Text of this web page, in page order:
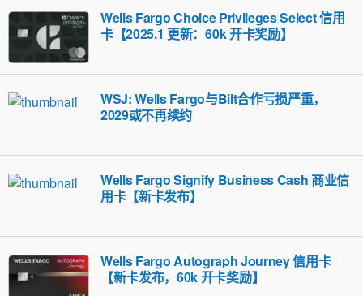
Wells Fargo Choice Privileges Select 信用
卡【2025.1 更新：60k 开卡奖励】
WSJ: Wells Fargo与Bilt合作亏损严重，
2029或不再续约
Wells Fargo Signify Business Cash 商业信
用卡【新卡发布】
Wells Fargo Autograph Journey 信用卡
【新卡发布，60k 开卡奖励】